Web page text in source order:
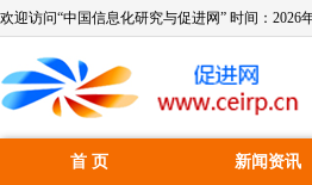
欢迎访问“中国信息化研究与促进网” 时间： 2026
首 页 新闻资讯